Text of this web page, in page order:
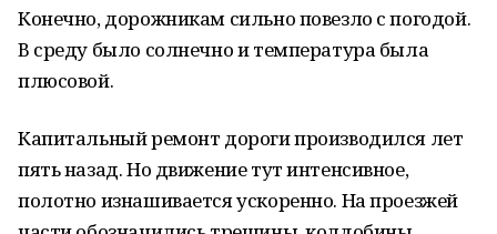
Конечно, дорожникам сильно повезло с погодой.
В среду было солнечно и температура была
плюсовой.
Капитальный ремонт дороги производился лет
пять назад. Но движение тут интенсивное,
полотно изнашивается ускоренно. На проезжей